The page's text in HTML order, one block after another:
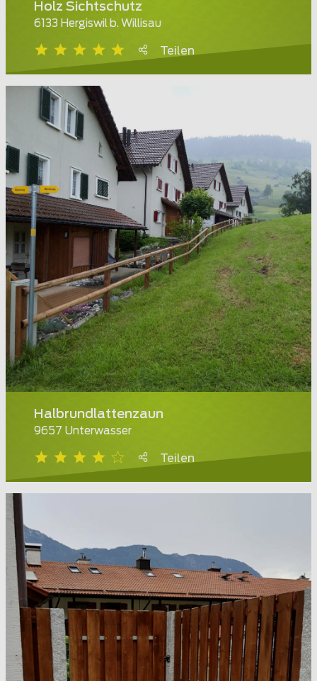
Holz Sichtschutz
6133 Hergiswil b. Willisau
Teilen
Halbrundlattenzaun
9657 Unterwasser
Teilen